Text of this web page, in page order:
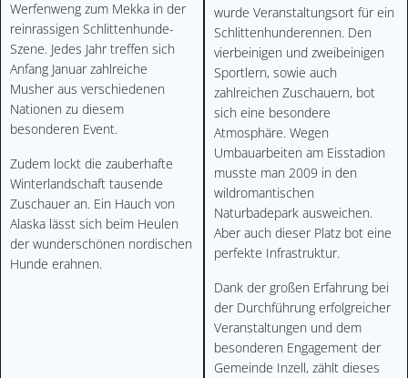
Werfenweng zum Mekka in der
reinrassigen Schlittenhunde-
Szene. Jedes Jahr treffen sich
Anfang Januar zahlreiche
Musher aus verschiedenen
Nationen zu diesem
besonderen Event.
Zudem lockt die zauberhafte
Winterlandschaft tausende
Zuschauer an. Ein Hauch von
Alaska lässt sich beim Heulen
der wunderschönen nordischen
Hunde erahnen.
wurde Veranstaltungsort für ein
Schlittenhunderennen. Den
vierbeinigen und zweibeinigen
Sportlern, sowie auch
zahlreichen Zuschauern, bot
sich eine besondere
Atmosphäre. Wegen
Umbauarbeiten am Eisstadion
musste man 2009 in den
wildromantischen
Naturbadepark ausweichen.
Aber auch dieser Platz bot eine
perfekte Infrastruktur.
Dank der großen Erfahrung bei
der Durchführung erfolgreicher
Veranstaltungen und dem
besonderen Engagement der
Gemeinde Inzell, zählt dieses